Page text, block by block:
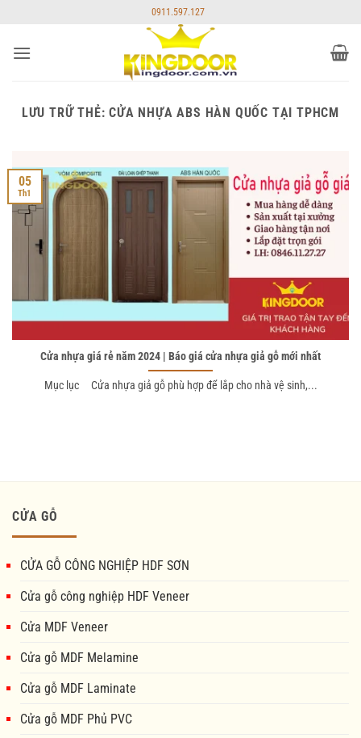
nội
0911.597.127
LƯU TRỮ THẺ:CỬA NHỰA ABS HÀN QUỐC TẠI TPHCM
Cửa nhựa giá rẻ năm 2024 | Báo giá cửa nhựa giả gỗ mới nhất
Mục lục Cửa nhựa giả gỗ phù hợp để lắp cho nhà vệ sinh,...
05
Th1
CỬA GỖ
CỬA GỖ CÔNG NGHIỆP HDF SƠN
Cửa gỗ công nghiệp HDF Veneer
Cửa MDF Veneer
Cửa gỗ MDF Melamine
Cửa gỗ MDF Laminate
Cửa gỗ MDF Phủ PVC